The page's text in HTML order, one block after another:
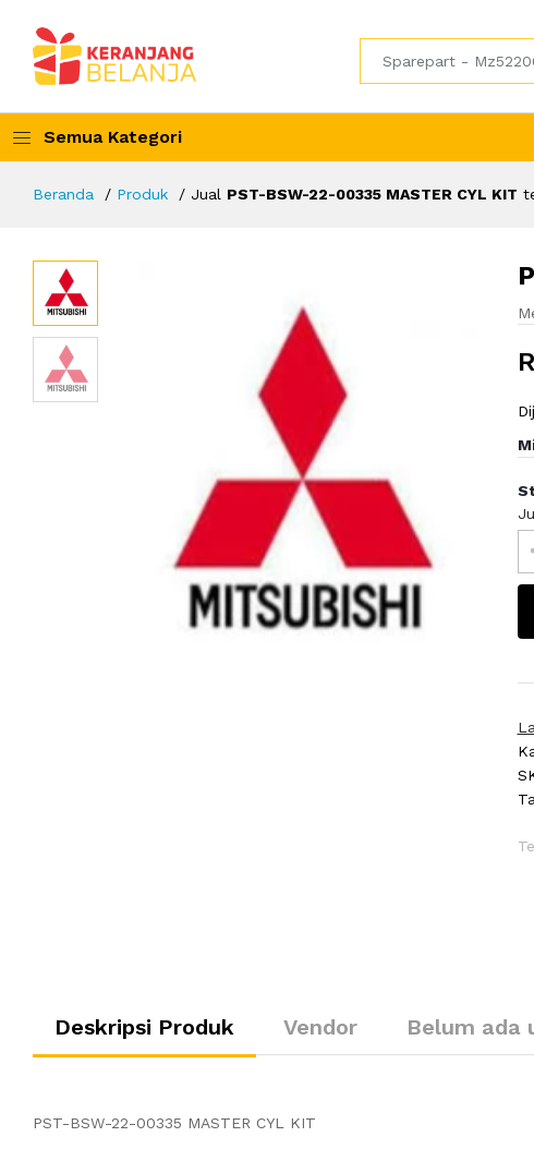
Semua Kategori
Beranda Produk Jual PST-BSW-22-00335 MASTER CYL KIT
Deskripsi Produk Vendor Belum ada
PST-BSW-22-00335 MASTER CYL KIT